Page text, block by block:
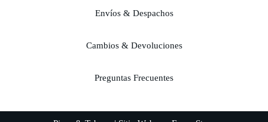
Envíos & Despachos
Cambios & Devoluciones
Preguntas Frecuentes